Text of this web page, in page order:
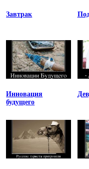
Завтрак
Инновация
будущего